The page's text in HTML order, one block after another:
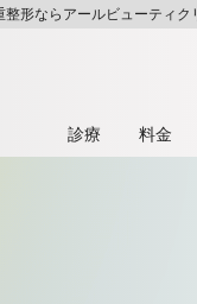
形ならアールビューティク
診療 料⾦